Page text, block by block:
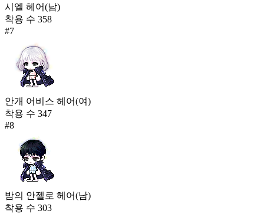
시엘 헤어(남)
착용 수 358
#7
안개 어비스 헤어(여)
착용 수 347
#8
밤의 안젤로 헤어(남)
착용 수 303